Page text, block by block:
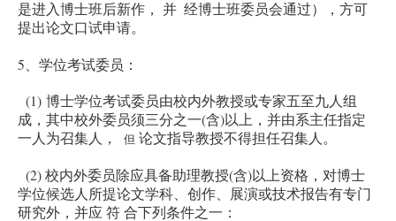
是进入博士班后新作， 并 经博士班委员会通过），方可
提出论文口试申请。
5 、学位考试委员：
(1) 博士学位考试委员由校内外教授或专家五至九人组
成，其中校外委员须三分之一(含)以上，并由系主任指定
一人为召集人，
但 论文指导教授不得担任召集人。
(2) 校内外委员除应具备助理教授(含)以上资格，对博士
学位候选人所提论文学科、创作、展演或技术报告有专门
研究外，并应 符 合下列条件之一：